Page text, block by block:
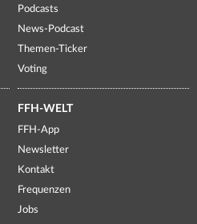
Podcasts
News-Podcast
Themen-Ticker
Voting
FFH-WELT
FFH-App
Newsletter
Kontakt
Frequenzen
Jobs